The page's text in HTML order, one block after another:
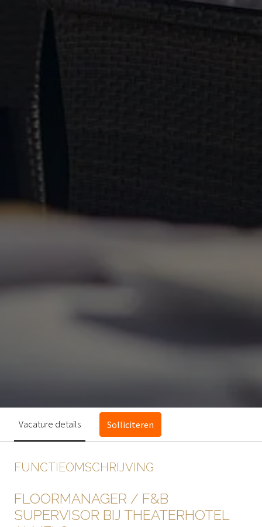
Vacature details Solliciteren
FUNCTIEOMSCHRIJVING
FLOORMANAGER / F&B
SUPERVISOR BIJ THEATERHOTEL